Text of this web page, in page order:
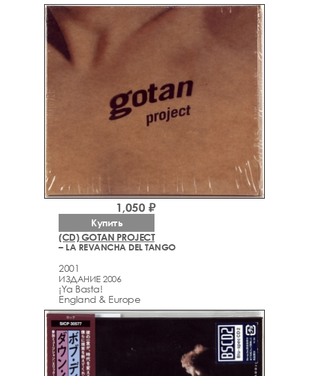
(CD) GOTAN PROJECT
– LA REVANCHA DEL TANGO
2001
ИЗДАНИЕ 2006
¡Ya Basta!
England & Europe
1,050 ₽
Купить